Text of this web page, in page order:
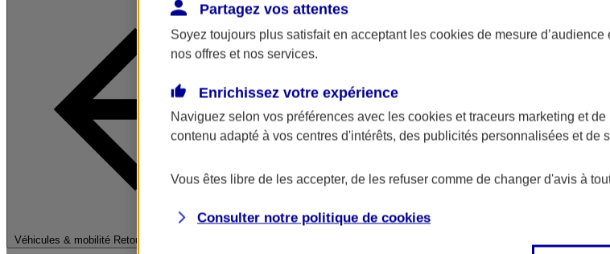
Véhicules & mobilité Retour à la section précédente
Fermer le menu principal
Partagez vos attentes
Soyez toujours plus satisfait en acceptant les cookies de mesure
nos offres et nos services.
Enrichissez votre expérience
Naviguez selon vos préférences avec les cookies et traceurs marketing et
contenu adapté à vos centres d'intérêts, des publicités personnalisées et de
Vous êtes libre de les accepter, de les refuser comme de changer d'avis à
Consulter notre politique de cookies